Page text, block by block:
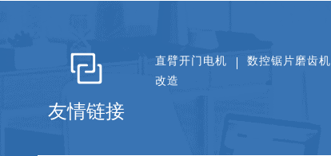
友情链接
直臂开门电机 数控锯片磨齿机
改造